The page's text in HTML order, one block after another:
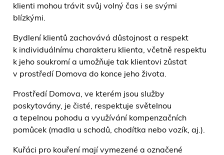
klienti mohou trávit svůj volný čas i se svými
blízkými.
Bydlení klientů zachovává důstojnost a respekt
k individuálnímu charakteru klienta, včetně respektu
k jeho soukromí a umožňuje tak klientovi zůstat
v prostředí Domova do konce jeho života.
Prostředí Domova, ve kterém jsou služby
poskytovány, je čisté, respektuje světelnou
a tepelnou pohodu a využívání kompenzačních
pomůcek (madla u schodů, chodítka nebo vozík, aj.).
Kuřáci pro kouření mají vymezené a označené